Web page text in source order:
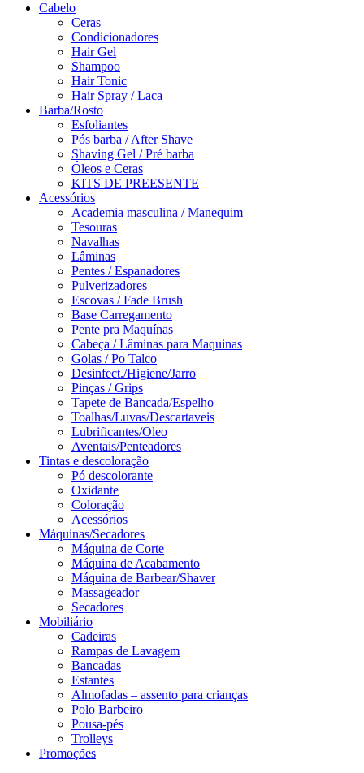
Cabelo
Ceras
Condicionadores
Hair Gel
Shampoo
Hair Tonic
Hair Spray / Laca
Barba/Rosto
Esfoliantes
Pós barba / After Shave
Shaving Gel / Pré barba
Óleos e Ceras
KITS DE PREESENTE
Acessórios
Academia masculina / Manequim
Tesouras
Navalhas
Lâminas
Pentes / Espanadores
Pulverizadores
Escovas / Fade Brush
Base Carregamento
Pente pra Maquínas
Cabeça / Lâminas para Maquinas
Golas / Po Talco
Desinfect./Higiene/Jarro
Pinças / Grips
Tapete de Bancada/Espelho
Toalhas/Luvas/Descartaveis
Lubrificantes/Oleo
Aventais/Penteadores
Tintas e descoloração
Pó descolorante
Oxidante
Coloração
Acessórios
Máquinas/Secadores
Máquina de Corte
Máquina de Acabamento
Máquina de Barbear/Shaver
Massageador
Secadores
Mobiliário
Cadeiras
Rampas de Lavagem
Bancadas
Estantes
Almofadas – assento para crianças
Polo Barbeiro
Pousa-pés
Trolleys
Promoções